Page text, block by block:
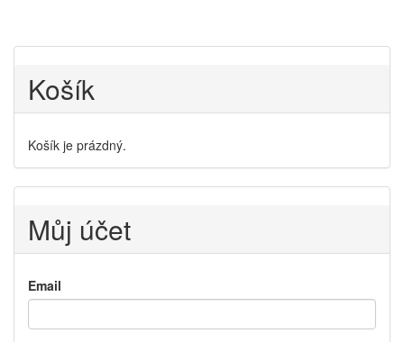
Košík
Košík je prázdný.
Můj účet
Email